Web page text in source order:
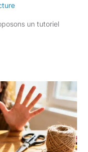
un tutoriel